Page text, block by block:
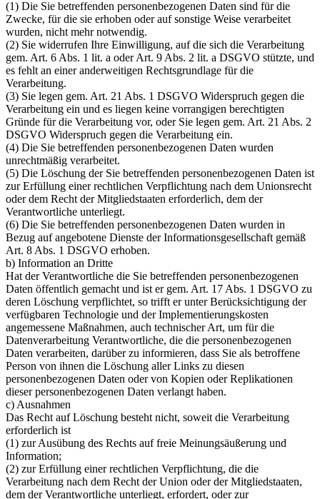
(1) Die Sie betreffenden personenbezogenen Daten sind für die
Zwecke, für die sie erhoben oder auf sonstige Weise verarbeitet
wurden, nicht mehr notwendig.
(2) Sie widerrufen Ihre Einwilligung, auf die sich die Verarbeitung
gem. Art. 6 Abs. 1 lit. a oder Art. 9 Abs. 2 lit. a DSGVO stützte, und
es fehlt an einer anderweitigen Rechtsgrundlage für die
Verarbeitung.
(3) Sie legen gem. Art. 21 Abs. 1 DSGVO Widerspruch gegen die
Verarbeitung ein und es liegen keine vorrangigen berechtigten
Gründe für die Verarbeitung vor, oder Sie legen gem. Art. 21 Abs. 2
DSGVO Widerspruch gegen die Verarbeitung ein.
(4) Die Sie betreffenden personenbezogenen Daten wurden
unrechtmäßig verarbeitet.
(5) Die Löschung der Sie betreffenden personenbezogenen Daten ist
zur Erfüllung einer rechtlichen Verpflichtung nach dem Unionsrecht
oder dem Recht der Mitgliedstaaten erforderlich, dem der
Verantwortliche unterliegt.
(6) Die Sie betreffenden personenbezogenen Daten wurden in
Bezug auf angebotene Dienste der Informationsgesellschaft gemäß
Art. 8 Abs. 1 DSGVO erhoben.
b) Information an Dritte
Hat der Verantwortliche die Sie betreffenden personenbezogenen
Daten öffentlich gemacht und ist er gem. Art. 17 Abs. 1 DSGVO zu
deren Löschung verpflichtet, so trifft er unter Berücksichtigung der
verfügbaren Technologie und der Implementierungskosten
angemessene Maßnahmen, auch technischer Art, um für die
Datenverarbeitung Verantwortliche, die die personenbezogenen
Daten verarbeiten, darüber zu informieren, dass Sie als betroffene
Person von ihnen die Löschung aller Links zu diesen
personenbezogenen Daten oder von Kopien oder Replikationen
dieser personenbezogenen Daten verlangt haben.
c) Ausnahmen
Das Recht auf Löschung besteht nicht, soweit die Verarbeitung
erforderlich ist
(1) zur Ausübung des Rechts auf freie Meinungsäußerung und
Information;
(2) zur Erfüllung einer rechtlichen Verpflichtung, die die
Verarbeitung nach dem Recht der Union oder der Mitgliedstaaten,
dem der Verantwortliche unterliegt, erfordert, oder zur